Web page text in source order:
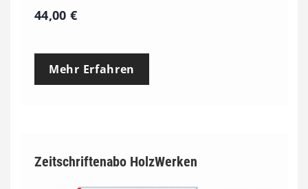
44,00€
Mehr Erfahren
Zeitschriftenabo HolzWerken